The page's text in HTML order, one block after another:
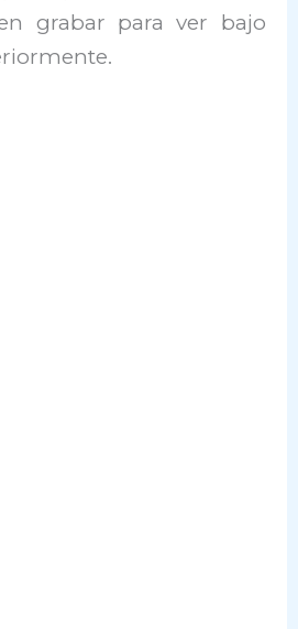
grabar para ver bajo